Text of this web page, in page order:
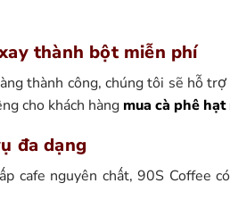
thành bột miễn phí
thành công, chúng tôi sẽ hỗ
cho khách hàng mua cà phê
đa dạng
cafe nguyên chất, 90S Coffee